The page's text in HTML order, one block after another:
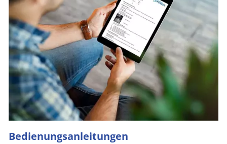
Bedienungsanleitungen